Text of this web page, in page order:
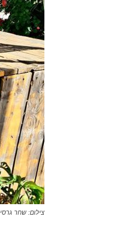
צילום: שחר גרסי